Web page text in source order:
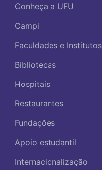
Conheça a UFU
Campi
Faculdades e Institutos
Bibliotecas
Hospitais
Restaurantes
Fundações
Apoio estudantil
Internacionalização